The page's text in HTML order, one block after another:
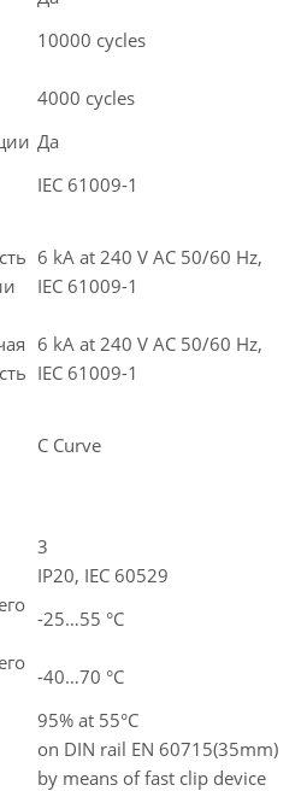
10000 cycles
4000 cycles
Да
IEC 61009-1
6 kA at 240 V AC 50/60 Hz,
IEC 61009-1
6 kA at 240 V AC 50/60 Hz,
IEC 61009-1
C Curve
3
IP20, IEC 60529
-25…55 °C
-40…70 °C
95% at 55°C
on DIN rail EN 60715(35mm)
by means of fast clip device